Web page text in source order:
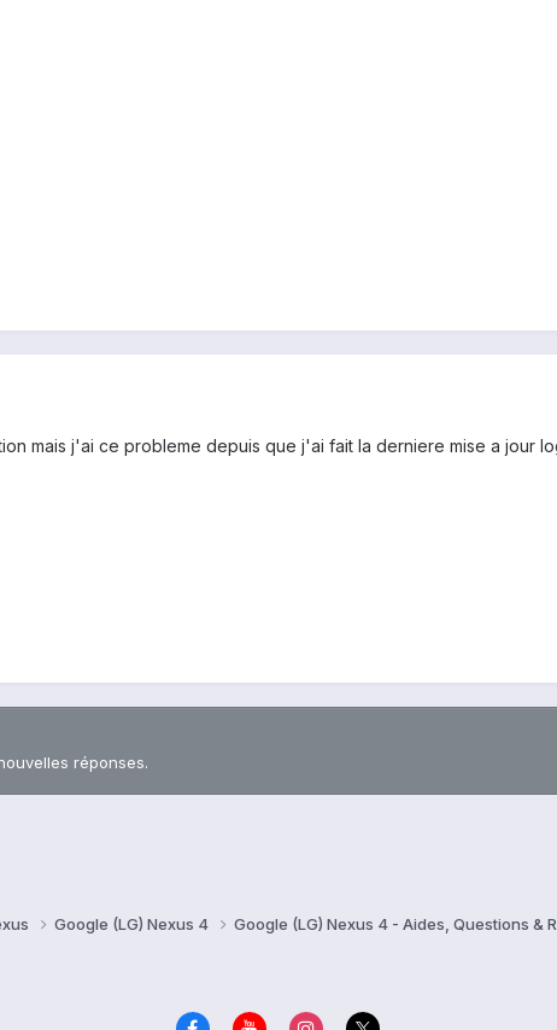
mais j'ai ce probleme depuis que j'ai fait la derniere mise a jour
réponses.
Google (LG) Nexus 4
Google (LG) Nexus 4 - Aides, Questions &